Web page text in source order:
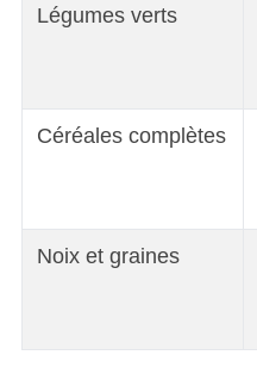
Légumes verts
Céréales complètes
Noix et graines